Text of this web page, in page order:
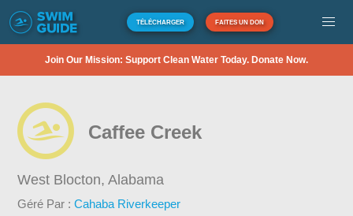
TÉLÉCHARGER FAITES UN DON
Join Our Mission: Support Clean Water Today. Donate Now.
Caffee Creek
West Blocton,Alabama
Géré Par :Cahaba Riverkeeper